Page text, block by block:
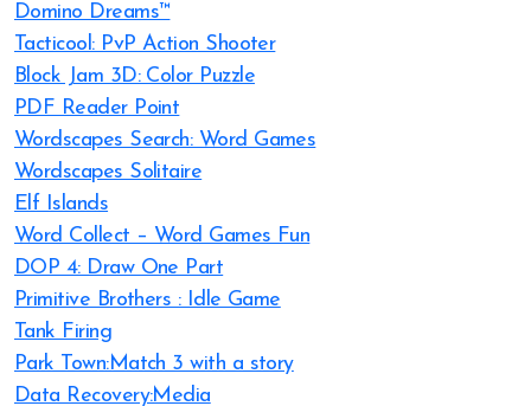
Domino Dreams™
Tacticool: PvP Action Shooter
Block Jam 3D: Color Puzzle
PDF Reader Point
Wordscapes Search: Word Games
Wordscapes Solitaire
Elf Islands
Word Collect – Word Games Fun
DOP 4: Draw One Part
Primitive Brothers : Idle Game
Tank Firing
Park Town:Match 3 with a story
Data Recovery:Media